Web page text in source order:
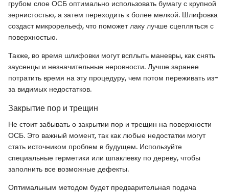
грубом слое ОСБ оптимально использовать бумагу с крупной
зернистостью, а затем переходить к более мелкой. Шлифовка
создаст микрорельеф, что поможет лаку лучше сцепляться с
поверхностью.
Также, во время шлифовки могут всплыть маневры, как снять
заусенцы и незначительные неровности. Лучше заранее
потратить время на эту процедуру, чем потом переживать из-
за видимых недостатков.
Закрытие пор и трещин
Не стоит забывать о закрытии пор и трещин на поверхности
ОСБ. Это важный момент, так как любые недостатки могут
стать источником проблем в будущем. Используйте
специальные герметики или шпаклевку по дереву, чтобы
заполнить все возможные дефекты.
Оптимальным методом будет предварительная подача